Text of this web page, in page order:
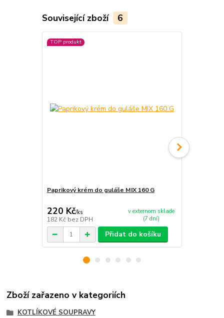
Související zboží 6
TOP produkt
Paprikový krém do guláše MIX 160 G
220 Kč/ks
182 Kč bez DPH
v externom sklade
(7 dní)
Přidat do košíku
Zboží zařazeno v kategoriích
KOTLÍKOVÉ SOUPRAVY